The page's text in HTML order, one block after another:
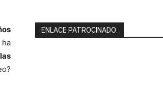
ENLACE PATROCINADO: